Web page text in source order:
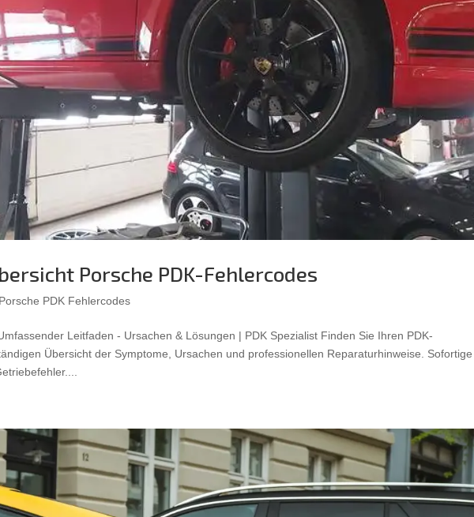
Porsche PDK-Fehlercodes
Porsche PDK Fehlercodes
Leitfaden - Ursachen & Lösungen | PDK Spezialist Finden Sie Ihren PDK-
Übersicht der Symptome, Ursachen und professionellen Reparaturhinweise. Sofortige